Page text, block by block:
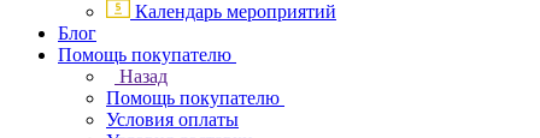
Календарь мероприятий
Блог
Помощь покупателю
Назад
Помощь покупателю
Условия оплаты